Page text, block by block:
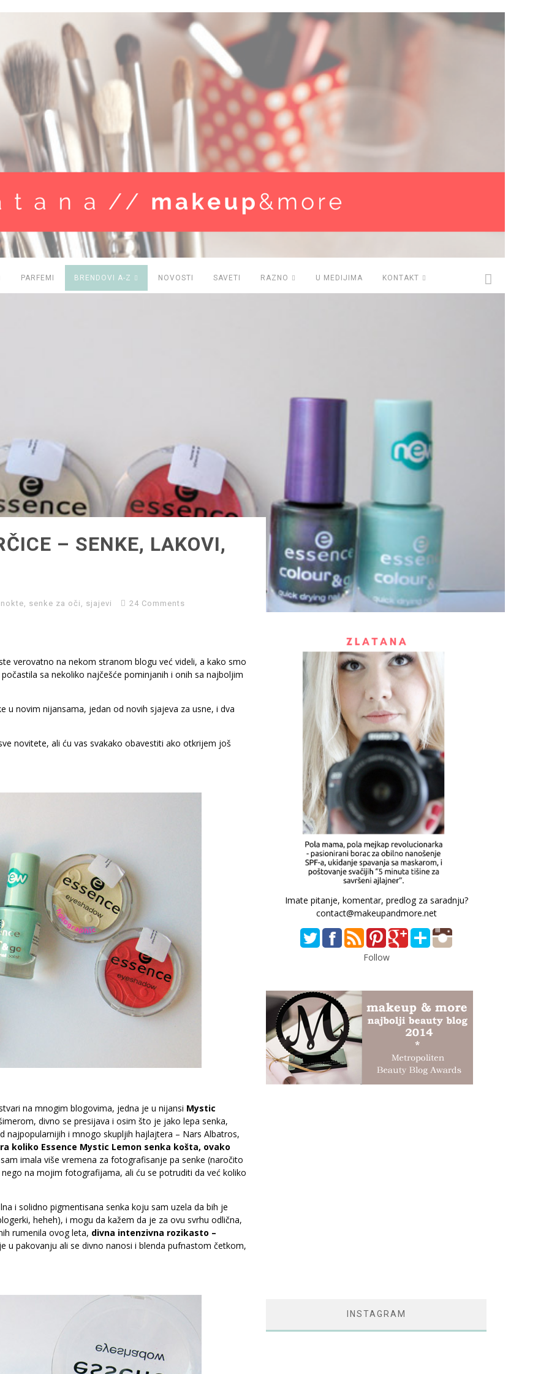
PARFEMI BRENDOVI A-Z NOVOSTI SAVETI RAZNO U MEDIJIMA KONTAKT
– SENKE, LAKOVI,
, senke za oči , sjajevi 24 Comments
verovatno na nekom stranom blogu već videli, a kako smo
sa nekoliko najčešće pominjanih i onih sa najboljim
u novim nijansama, jedan od novih sjajeva za usne, i dva
novitete, ali ću vas svakako obavestiti ako otkrijem još
na mnogim blogovima, jedna je u nijansi Mystic
divno se presijava i osim što je jako lepa senka,
najpopularnijih i mnogo skupljih hajlajtera – Nars Albatros,
koliko Essence Mystic Lemon senka košta, ovako
imala više vremena za fotografisanje pa senke (naročito
na mojim fotografijama, ali ću se potruditi da već koliko
i solidno pigmentisana senka koju sam uzela da bih je
heheh), i mogu da kažem da je za ovu svrhu odlična,
rumenila ovog leta, divna intenzivna rozikasto –
u pakovanju ali se divno nanosi i blenda pufnastom četkom,
Imate pitanje, komentar, predlog za saradnju?
contact@makeupandmore.net
Follow
INSTAGRAM